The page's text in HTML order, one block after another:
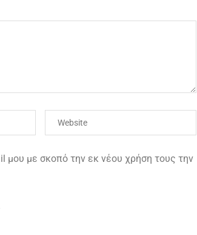
μου με σκοπό την εκ νέου χρήση τους την